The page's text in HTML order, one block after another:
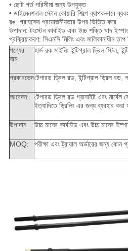
• ছোট গর্ত পরিসীমা জন্য উপযুক্ত
• ডাইমেনশনাল স্টোন কোয়ারি শিল্পে ব্যাপকভাবে
রঙ: গ্রাহকের প্রয়োজনীয়তার উপর ভিত্তি করে
উপাদান: টংস্টেন কার্বাইড এবং উচ্চ শক্তি খাদ
প্রক্রিয়াকরণ: সিএনসি মিলিং এবং মালিকানাধীন তাপ
পণ্যের
নাম:
হার্ড রক মাইনিং ইন্টিগ্রাল ড্রিল স্টিল,
প্রকারভেদটেপারড ড্রিল রড, ইন্টিগ্রাল ড্রিল রড,
আবেদন:: টেপারড ড্রিল রড গ্রানাইট এবং মার্বেল
ইত্যাদিতে ড্রিলিং এর জন্য ব্যবহার করা
উপাদান: উচ্চ মানের কার্বাইড এবং উচ্চ মানের
MOQ: পরীক্ষা এবং ট্রায়াল অর্ডারের জন্য কোন